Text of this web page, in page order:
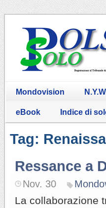
Mondovision
eBook Indice di
Tag:
Ressance a
Nov. 30
La collaborazione